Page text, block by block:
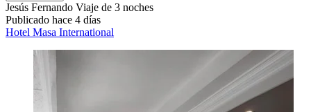
Jesús Fernando Viaje de 3 noches
Publicado hace 4 días
Hotel Masa International